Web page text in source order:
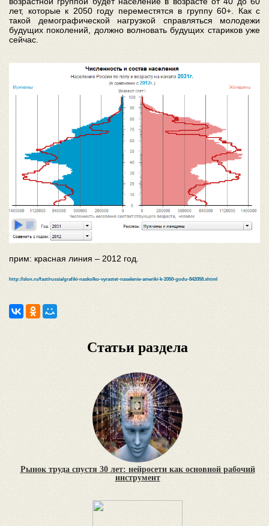
лет, которые к 2050 году переместятся в группу 60+. Как с
такой демографической нагрузкой справляться молодежи
будущих поколений, должно волновать будущих стариков уже
сейчас.
прим: красная линия – 2012 год.
http://slon.ru/fast/russia/grafiki-naskolko-vyrastet-naselenie-ameriki-k-2050-godu-842058.xhtml
Статьи раздела
Рынок труда спустя 30 лет: нейросети как основной рабочий
инструмент